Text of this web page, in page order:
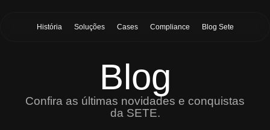
História Soluções Cases Compliance Blog Sete
Blog
Confira as últimas novidades e conquistas
da SETE.